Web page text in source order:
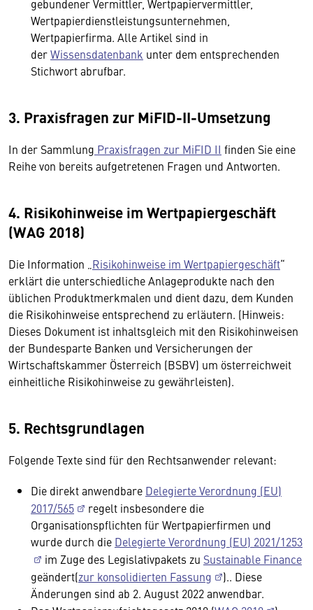
gebundener Vermittler, Wertpapiervermittler,
Wertpapierdienstleistungsunternehmen,
Wertpapierfirma. Alle Artikel sind in
derWissensdatenbank unter dem entsprechenden
Stichwort abrufbar.
3. Praxisfragen zur MiFID-II-Umsetzung
In der Sammlung Praxisfragen zur MiFID II finden Sie eine
Reihe von bereits aufgetretenen Fragen und Antworten.
4. Risikohinweise im Wertpapiergeschäft
(WAG 2018)
Die Information „ Risikohinweise im Wertpapiergeschäft“
erklärt die unterschiedliche Anlageprodukte nach den
üblichen Produktmerkmalen und dient dazu, dem Kunden
die Risikohinweise entsprechend zu erläutern. (Hinweis:
Dieses Dokument ist inhaltsgleich mit den Risikohinweisen
der Bundesparte Banken und Versicherungen der
Wirtschaftskammer Österreich (BSBV) um österreichweit
einheitliche Risikohinweise zu gewährleisten).
5. Rechtsgrundlagen
Folgende Texte sind für den Rechtsanwender relevant:
Die direkt anwendbare Delegierte Verordnung (EU)
2017/565
regelt insbesondere die
Organisationspflichten für Wertpapierfirmen und
wurde durch die Delegierte Verordnung (EU) 2021/1253
im Zuge des Legislativpakets zu Sustainable Finance
geändert(zur konsolidierten Fassung
).. Diese
Änderungen sind ab 2. August 2022 anwendbar.